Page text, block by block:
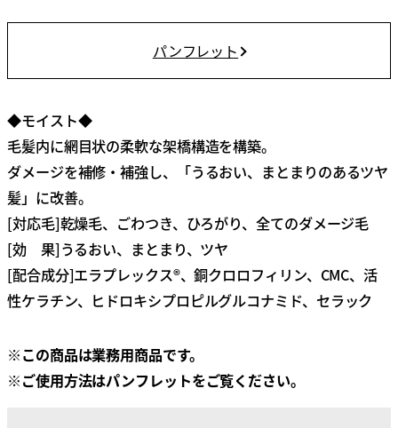
パンフレット
◆モイスト◆
毛髪内に網目状の柔軟な架橋構造を構築。
ダメージを補修・補強し、「うるおい、まとまりのあるツヤ
髪」に改善。
[対応毛]乾燥毛、ごわつき、ひろがり、全てのダメージ毛
[効 果]うるおい、まとまり、ツヤ
[配合成分]エラプレックス®、銅クロロフィリン、CMC、活
性ケラチン、ヒドロキシプロピルグルコナミド、セラック
※この商品は業務用商品です。
※ご使用方法はパンフレットをご覧ください。